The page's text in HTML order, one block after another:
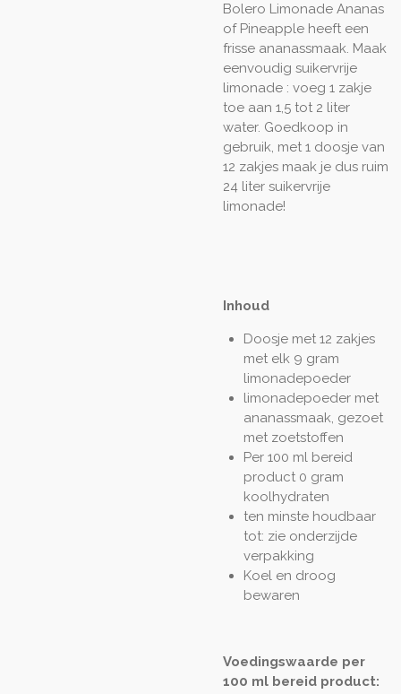
Bolero Limonade Ananas
of Pineapple heeft een
frisse ananassmaak. Maak
eenvoudig suikervrije
limonade : voeg 1 zakje
toe aan 1,5 tot 2 liter
water. Goedkoop in
gebruik, met 1 doosje van
12 zakjes maak je dus ruim
24 liter suikervrije
limonade!
Inhoud
Doosje met 12 zakjes
met elk 9 gram
limonadepoeder
limonadepoeder met
ananassmaak, gezoet
met zoetstoffen
Per 100 ml bereid
product 0 gram
koolhydraten
ten minste houdbaar
tot: zie onderzijde
verpakking
Koel en droog
bewaren
Voedingswaarde per
100 ml bereid product: